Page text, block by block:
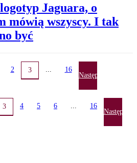
Jaguara, o
mówią wszyscy. I tak
być
2 3 16
Następna
3 4 5 6 16
Następna